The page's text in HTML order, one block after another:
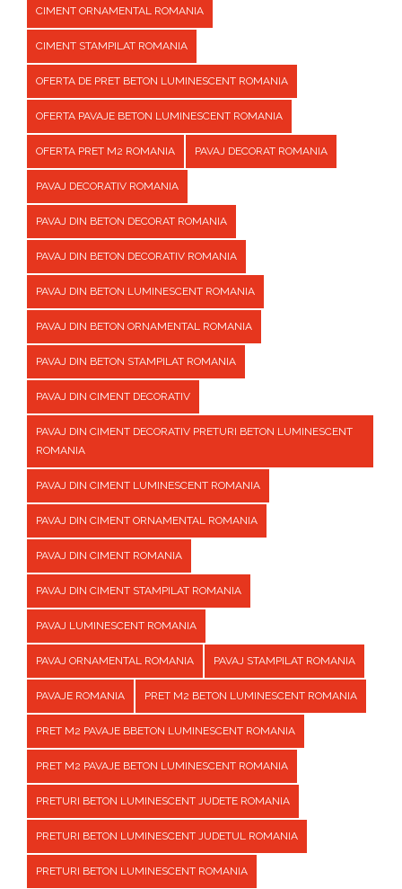
CIMENT ORNAMENTAL ROMANIA
CIMENT STAMPILAT ROMANIA
OFERTA DE PRET BETON LUMINESCENT ROMANIA
OFERTA PAVAJE BETON LUMINESCENT ROMANIA
OFERTA PRET M2 ROMANIA PAVAJ DECORAT ROMANIA
PAVAJ DECORATIV ROMANIA
PAVAJ DIN BETON DECORAT ROMANIA
PAVAJ DIN BETON DECORATIV ROMANIA
PAVAJ DIN BETON LUMINESCENT ROMANIA
PAVAJ DIN BETON ORNAMENTAL ROMANIA
PAVAJ DIN BETON STAMPILAT ROMANIA
PAVAJ DIN CIMENT DECORATIV
PAVAJ DIN CIMENT DECORATIV PRETURI BETON LUMINESCENT
ROMANIA
PAVAJ DIN CIMENT LUMINESCENT ROMANIA
PAVAJ DIN CIMENT ORNAMENTAL ROMANIA
PAVAJ DIN CIMENT ROMANIA
PAVAJ DIN CIMENT STAMPILAT ROMANIA
PAVAJ LUMINESCENT ROMANIA
PAVAJ ORNAMENTAL ROMANIA PAVAJ STAMPILAT ROMANIA
PAVAJE ROMANIA PRET M2 BETON LUMINESCENT ROMANIA
PRET M2 PAVAJE BBETON LUMINESCENT ROMANIA
PRET M2 PAVAJE BETON LUMINESCENT ROMANIA
PRETURI BETON LUMINESCENT JUDETE ROMANIA
PRETURI BETON LUMINESCENT JUDETUL ROMANIA
PRETURI BETON LUMINESCENT ROMANIA